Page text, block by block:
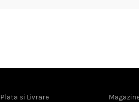
Plata si Livrare